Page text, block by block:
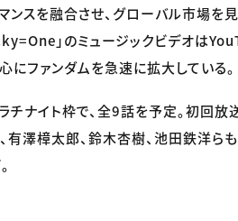
ンスを融合させ、グローバル市場を
」のミュージックビデオは
ファンダムを急速に拡大している。
ナイト枠で、全9話を予定。初回放
有澤樟太郎、鈴木杏樹、池田鉄洋ら